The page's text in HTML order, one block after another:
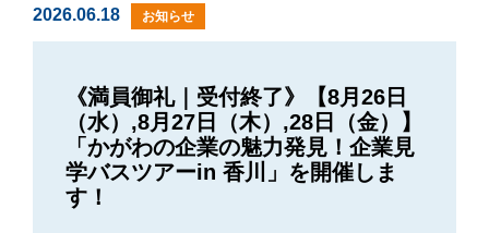
2026.06.18 お知らせ
《満員御礼｜受付終了》【8月26日
（水）,8月27日（木）,28日（金）】
「かがわの企業の魅力発見！企業見
学バスツアーin 香川」を開催しま
す！